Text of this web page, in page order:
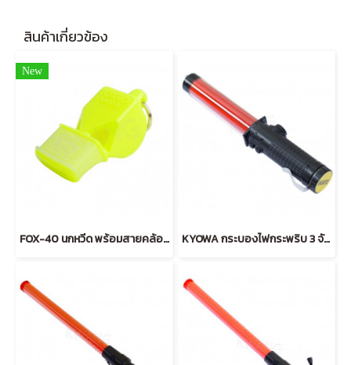
สินค้าเกี่ยวข้อง
New
FOX-40 นกหวีด พร้อมสายคล้องมือ KYOWA กระบองไฟกระพริบ 3 จังหวะ สั้น (RED)